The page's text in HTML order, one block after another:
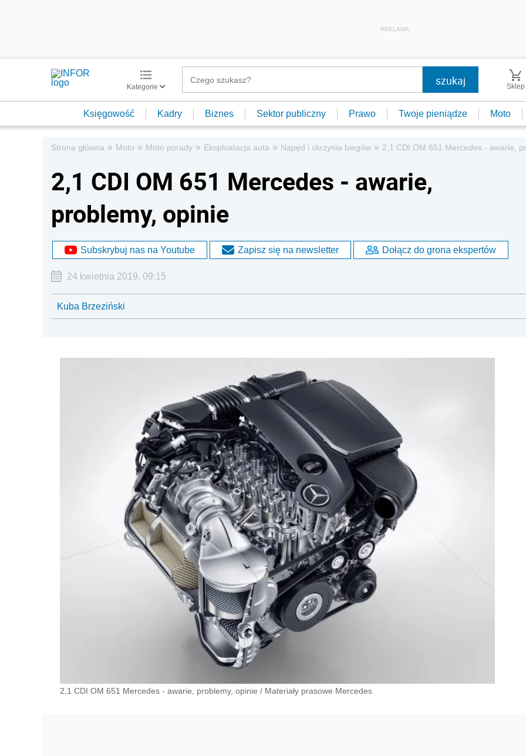
REKLAMA
Kategorie Sklep
Księgowość Kadry Biznes Sektor publiczny Prawo Twoje pieniądze Moto
Strona główna » Moto » Moto porady » Eksploatacja auta » Napęd i skrzynia biegów » 2,1 CDI OM 651 Mercedes - awarie,
2,1 CDI OM 651 Mercedes - awarie,
problemy, opinie
Subskrybuj nas na Youtube Zapisz się na newsletter Dołącz do grona ekspertów
24 kwietnia 2019, 09:15
Kuba Brzeziński
2,1 CDI OM 651 Mercedes - awarie, problemy, opinie / Materiały prasowe Mercedes